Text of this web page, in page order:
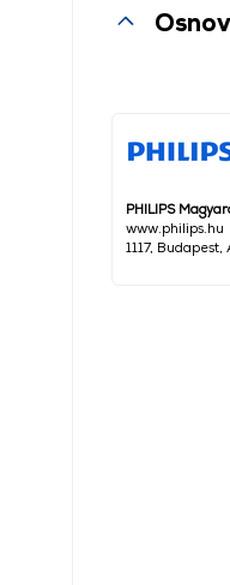
PHILIPS
www.philips.hu
1117, Budapest,